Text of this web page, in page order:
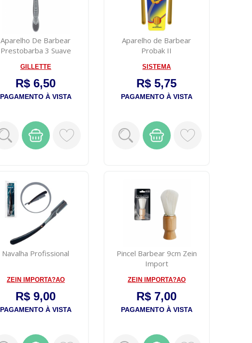
Aparelho De Barbear
Prestobarba 3 Suave
GILLETTE
R$ 6,50
PAGAMENTO À VISTA
Aparelho de Barbear
Probak II
SISTEMA
R$ 5,75
PAGAMENTO À VISTA
Navalha Profissional
ZEIN IMPORTA?AO
R$ 9,00
PAGAMENTO À VISTA
Pincel Barbear 9cm Zein
Import
ZEIN IMPORTA?AO
R$ 7,00
PAGAMENTO À VISTA